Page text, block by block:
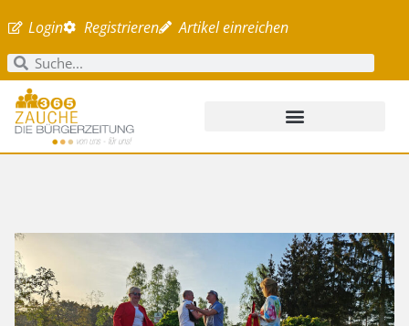
Login Registrieren Artikel einreichen